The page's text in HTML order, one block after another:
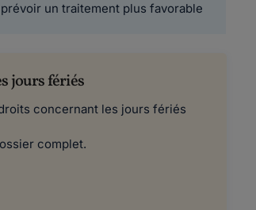
un traitement plus favorable
jours fériés
concernant les jours fériés
complet.